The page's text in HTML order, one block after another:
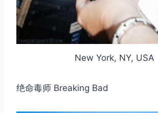
New York, NY, USA
绝命毒师 Breaking Bad